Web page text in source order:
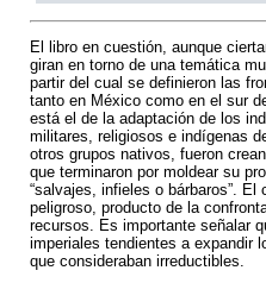
El libro en cuestión, aunque
giran en torno de una temática
partir del cual se definieron las
tanto en México como en el sur
está el de la adaptación de los
militares, religiosos e indígenas
otros grupos nativos, fueron
que terminaron por moldear su
“salvajes, infieles o bárbaros”.
peligroso, producto de la
recursos. Es importante señalar
imperiales tendientes a expandir
que consideraban irreductibles.